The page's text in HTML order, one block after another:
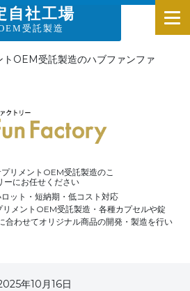
自社工場
受託製造
トOEM受託製造のハブファンファ
リメントOEM受託製造のこ
ーにお任せください
ット・短納期・低コスト対応
メントOEM受託製造・各種カプセルや錠
合わせてオリジナル商品の開発・製造を行い
年10月16日